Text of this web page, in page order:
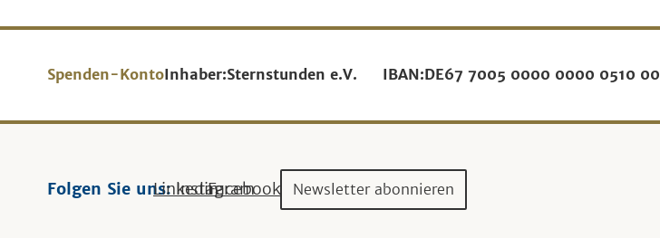
Spenden-KontoInhaber:Sternstunden e.V. IBAN:DE67 7005 0000 0000 0510 00
Folgen Sie uns:Linkedin
Instagram
Facebook Newsletter abonnieren